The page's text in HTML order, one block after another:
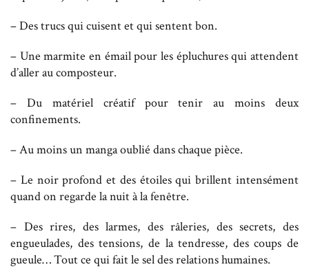
– Des trucs qui cuisent et qui sentent bon.
– Une marmite en émail pour les épluchures qui attendent
d’aller au composteur.
– Du matériel créatif pour tenir au moins deux
confinements.
– Au moins un manga oublié dans chaque pièce.
– Le noir profond et des étoiles qui brillent intensément
quand on regarde la nuit à la fenêtre.
– Des rires, des larmes, des râleries, des secrets, des
engueulades, des tensions, de la tendresse, des coups de
gueule… Tout ce qui fait le sel des relations humaines.